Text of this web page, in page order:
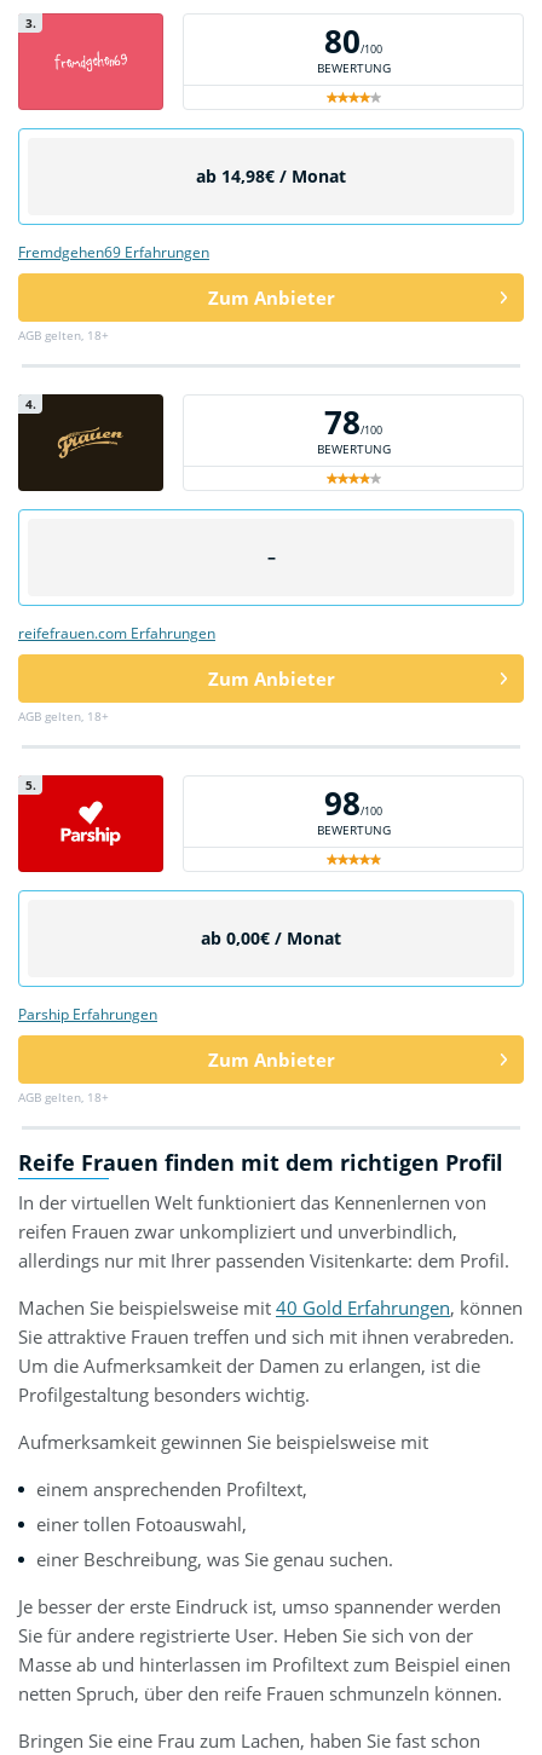
3. 80/100
BEWERTUNG
ab 14,98€ / Monat
Fremdgehen69 Erfahrungen
Zum Anbieter
AGB gelten, 18+
4. 78/100
BEWERTUNG
–
reifefrauen.com Erfahrungen
Zum Anbieter
AGB gelten, 18+
5. 98/100
BEWERTUNG
ab 0,00€ / Monat
Parship Erfahrungen
Zum Anbieter
AGB gelten, 18+
Reife Frauen finden mit dem richtigen Profil
In der virtuellen Welt funktioniert das Kennenlernen von
reifen Frauen zwar unkompliziert und unverbindlich,
allerdings nur mit Ihrer passenden Visitenkarte: dem Profil.
Machen Sie beispielsweise mit 40 Gold Erfahrungen, können
Sie attraktive Frauen treffen und sich mit ihnen verabreden.
Um die Aufmerksamkeit der Damen zu erlangen, ist die
Profilgestaltung besonders wichtig.
Aufmerksamkeit gewinnen Sie beispielsweise mit
einem ansprechenden Profiltext,
einer tollen Fotoauswahl,
einer Beschreibung, was Sie genau suchen.
Je besser der erste Eindruck ist, umso spannender werden
Sie für andere registrierte User. Heben Sie sich von der
Masse ab und hinterlassen im Profiltext zum Beispiel einen
netten Spruch, über den reife Frauen schmunzeln können.
Bringen Sie eine Frau zum Lachen, haben Sie fast schon